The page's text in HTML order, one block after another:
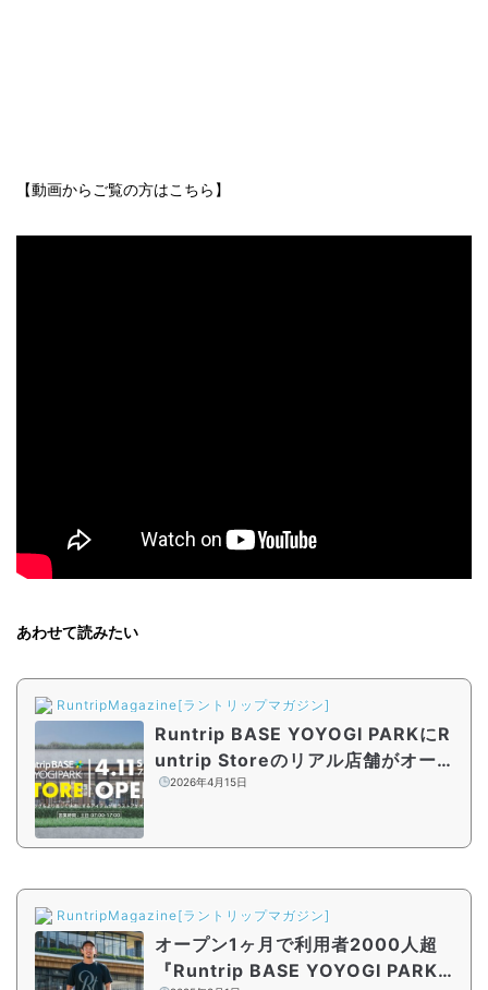
【動画からご覧の方はこちら】
あわせて読みたい
RuntripMagazine[ラントリップマガジン]
Runtrip BASE YOYOGI PARKにR
untrip Storeのリアル店舗がオープ
ン！
2026年4月15日
RuntripMagazine[ラントリップマガジン]
オープン1ヶ月で利用者2000人超
『Runtrip BASE YOYOGI PARK』